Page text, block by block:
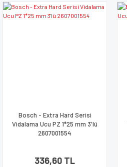
Bosch - Extra Hard Serisi
Vidalama Ucu PZ 1*25 mm 3'lü
2607001554
336,60 TL